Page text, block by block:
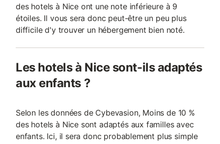
des hotels à Nice ont une note inférieure à 9
étoiles. Il vous sera donc peut-être un peu plus
difficile d'y trouver un hébergement bien noté.
Les hotels à Nice sont-ils adaptés
aux enfants ?
Selon les données de Cybevasion, Moins de 10 %
des hotels à Nice sont adaptés aux familles avec
enfants. Ici, il sera donc probablement plus simple